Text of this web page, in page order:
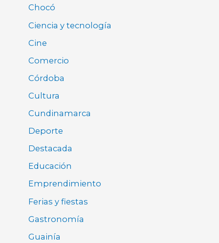
Chocó
Ciencia y tecnología
Cine
Comercio
Córdoba
Cultura
Cundinamarca
Deporte
Destacada
Educación
Emprendimiento
Ferias y fiestas
Gastronomía
Guainía